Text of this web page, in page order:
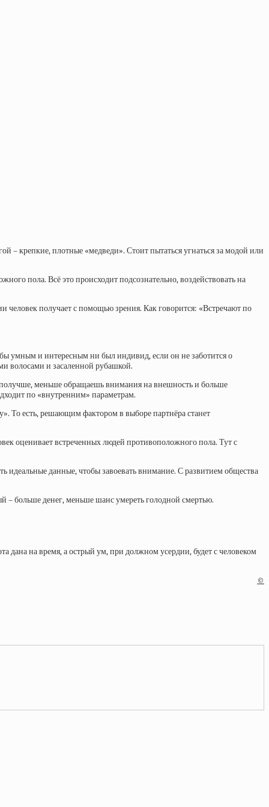
– крепкие, плотные «медведи». Стоит пытаться угнаться за модой или
пола. Всё это происходит подсознательно, воздействовать на
получает с помощью зрения. Как говорится: «Встречают по
умным и интересным ни был индивид, если он не заботится о
волосами и засаленной рубашкой.
меньше обращаешь внимания на внешность и больше
по «внутренним» параметрам.
То есть, решающим фактором в выборе партнёра станет
оценивает встреченных людей противоположного пола. Тут с
данные, чтобы завоевать внимание. С развитием общества
– больше денег, меньше шанс умереть голодной смертью.
дана на время, а острый ум, при должном усердии, будет с человеком
©